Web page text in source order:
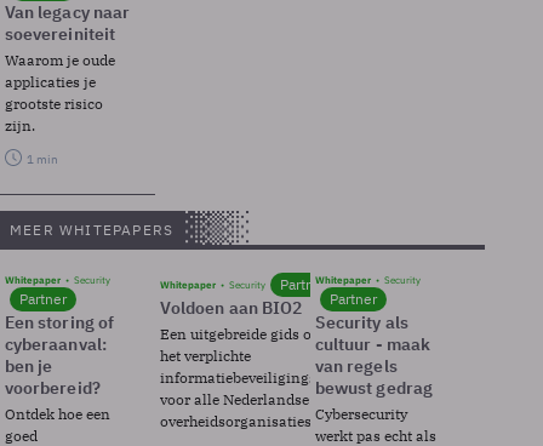
Van legacy naar
soevereiniteit
Waarom je oude
applicaties je
grootste risico
zijn.
1 min
MEER WHITEPAPERS
Whitepaper Security
Partner
Een storing of
cyberaanval:
ben je
voorbereid?
Ontdek hoe een
goed
Whitepaper Security Partner
Voldoen aan BIO2
Een uitgebreide gids over BIO2,
het verplichte
informatiebeveiligingsframework
voor alle Nederlandse
overheidsorganisaties.
Whitepaper Security
Partner
Security als
cultuur - maak
van regels
bewust gedrag
Cybersecurity
werkt pas echt als